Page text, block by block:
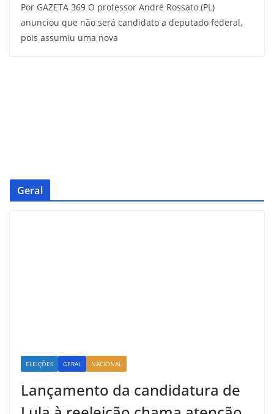
Por GAZETA 369 O professor André Rossato (PL)
anunciou que não será candidato a deputado federal,
pois assumiu uma nova
Geral
ELEIÇÕES GERAL NACIONAL
Lançamento da candidatura de